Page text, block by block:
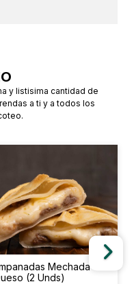
y listisima cantidad de
a ti y a todos los
Mechada
(2 Unds)